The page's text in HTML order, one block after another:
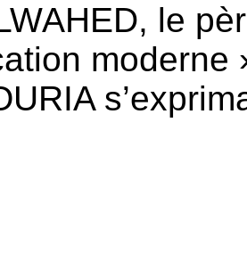
le
moderne